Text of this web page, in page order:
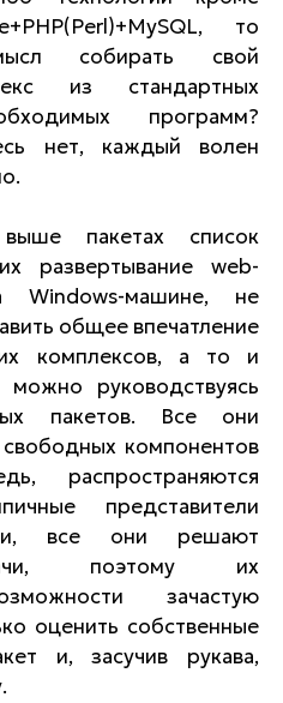
то
собирать свой
из стандартных
программ?
нет, каждый волен
пакетах список
развертывание web-
Windows-машине, не
общее впечатление
комплексов, а то и
руководствуясь
пакетов. Все они
компонентов
распространяются
представители
все они решают
поэтому их
зачастую
оценить собственные
и, засучив рукава,